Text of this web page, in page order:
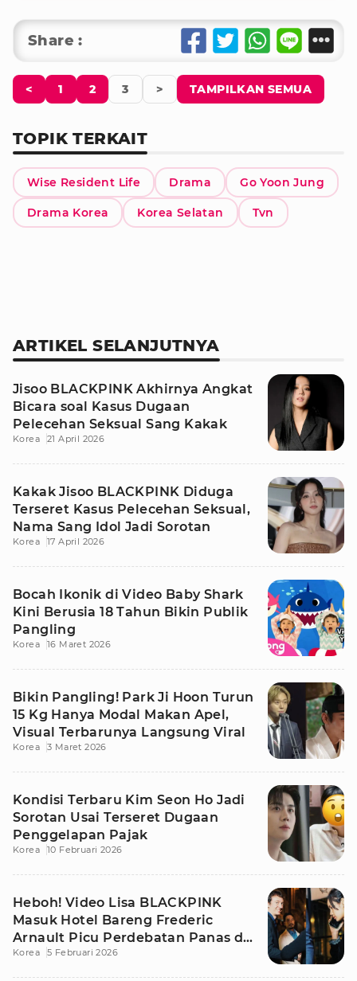
Share :
< 1 2 3 > TAMPILKAN SEMUA
TOPIK TERKAIT
Wise Resident Life Drama Go Yoon Jung
Drama Korea Korea Selatan Tvn
ARTIKEL SELANJUTNYA
Jisoo BLACKPINK Akhirnya Angkat
Bicara soal Kasus Dugaan
Pelecehan Seksual Sang Kakak
Korea 21 April 2026
Kakak Jisoo BLACKPINK Diduga
Terseret Kasus Pelecehan Seksual,
Nama Sang Idol Jadi Sorotan
Korea 17 April 2026
Bocah Ikonik di Video Baby Shark
Kini Berusia 18 Tahun Bikin Publik
Pangling
Korea 16 Maret 2026
Bikin Pangling! Park Ji Hoon Turun
15 Kg Hanya Modal Makan Apel,
Visual Terbarunya Langsung Viral
Korea 3 Maret 2026
Kondisi Terbaru Kim Seon Ho Jadi
Sorotan Usai Terseret Dugaan
Penggelapan Pajak
Korea 10 Februari 2026
Heboh! Video Lisa BLACKPINK
Masuk Hotel Bareng Frederic
Arnault Picu Perdebatan Panas di
Medsos
Korea 5 Februari 2026